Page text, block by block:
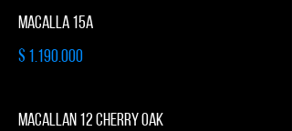
MACALLA 15A
$ 1.190.000
MACALLAN 12 CHERRY OAK